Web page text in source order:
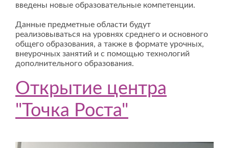
введены новые образовательные компетенции.
Данные предметные области будут
реализовываться на уровнях среднего и основного
общего образования, а также в формате урочных,
внеурочных занятий и с помощью технологий
дополнительного образования.
Открытие центра
"Точка Роста"